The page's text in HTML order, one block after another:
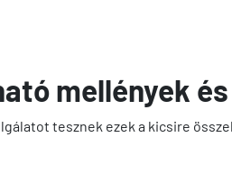
mellények
tesznek ezek a kicsire